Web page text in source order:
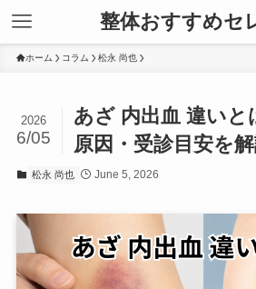
整体おすすめセ
ホーム コラム 松永 尚也
あざ 内出血 違いと
原因・受診目安を
2026
6/05
松永 尚也 June 5, 2026